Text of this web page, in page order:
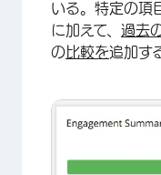
いる。特定の
に加えて、 過去
の比較を追加す